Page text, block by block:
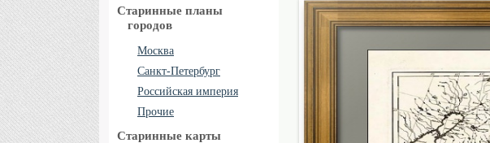
Старинные планы
городов
Москва
Санкт-Петербург
Российская империя
Прочие
Старинные карты